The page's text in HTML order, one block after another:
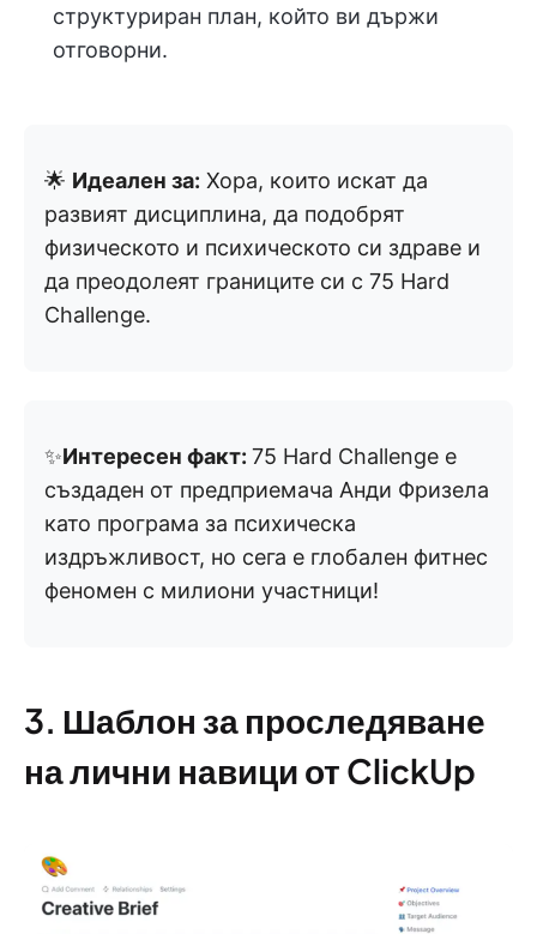
структуриран план, който ви държи
отговорни.
🌟 Идеален за: Хора, които искат да
развият дисциплина, да подобрят
физическото и психическото си здраве и
да преодолеят границите си с 75 Hard
Challenge.
✨Интересен факт: 75 Hard Challenge е
създаден от предприемача Анди Фризела
като програма за психическа
издръжливост, но сега е глобален фитнес
феномен с милиони участници!
3. Шаблон за проследяване
на лични навици от ClickUp